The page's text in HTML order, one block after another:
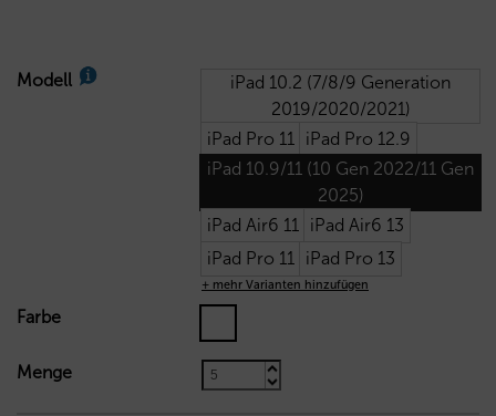
Modell
iPad 10.2 (7/8/9 Generation
2019/2020/2021)
iPad Pro 11 iPad Pro 12.9
iPad 10.9/11 (10 Gen 2022/11 Gen
2025)
iPad Air6 11 iPad Air6 13
iPad Pro 11 iPad Pro 13
+ mehr Varianten hinzufügen
Farbe
Menge